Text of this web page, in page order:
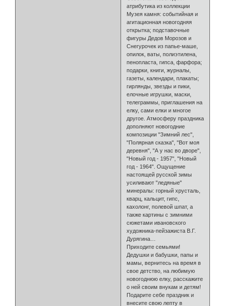
атрибутика из коллекции
Музея камня: событийная и
агитационная новогодняя
открытка; подставочные
фигуры Дедов Морозов и
Снегурочек из папье-маше,
опилок, ваты, полиэтилена,
пенопласта, гипса, фарфора;
подарки, книги, журналы,
газеты, календари, плакаты;
гирлянды, звезды и пики,
елочные игрушки, маски,
телеграммы, приглашения на
елку, сами елки и многое
другое. Атмосферу праздника
дополняют новогодние
композиции "Зимний лес",
"Полярная сказка", "Вот моя
деревня", "А у нас во дворе",
"Новый год - 1957", "Новый
год - 1964". Ощущение
настоящей русской зимы
усиливают "ледяные"
минералы: горный хрусталь,
кварц, кальцит, гипс,
кахолонг, полевой шпат, а
также картины с зимними
сюжетами ивановского
художника-пейзажиста В.Г.
Дурягина…
Приходите семьями!
Дедушки и бабушки, папы и
мамы, вернитесь на время в
свое детство, на любимую
новогоднюю елку, расскажите
о ней своим внукам и детям!
Подарите себе праздник и
внесите свою лепту в